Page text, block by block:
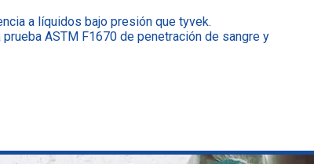
a líquidos bajo presión que tyvek.
prueba ASTM F1670 de penetración de sangre y